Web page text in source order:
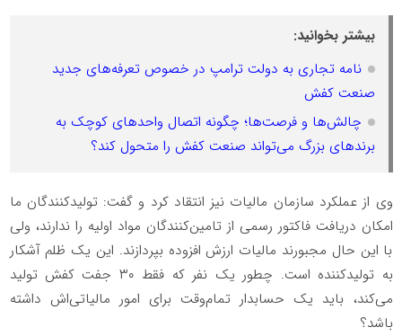
بیشتر بخوانید:
نامه تجاری به دولت ترامپ در خصوص تعرفه‌های جدید
صنعت کفش
چالش‌ها و فرصت‌ها؛ چگونه اتصال واحدهای کوچک به
برندهای بزرگ می‌تواند صنعت کفش را متحول کند؟
وی از عملکرد سازمان مالیات نیز انتقاد کرد و گفت: تولیدکنندگان ما
امکان دریافت فاکتور رسمی از تامین‌کنندگان مواد اولیه را ندارند، ولی
با این حال مجبورند مالیات ارزش افزوده بپردازند. این یک ظلم آشکار
به تولیدکننده است. چطور یک نفر که فقط ۳۰ جفت کفش تولید
می‌کند، باید یک حسابدار تمام‌وقت برای امور مالیاتی‌اش داشته
باشد؟